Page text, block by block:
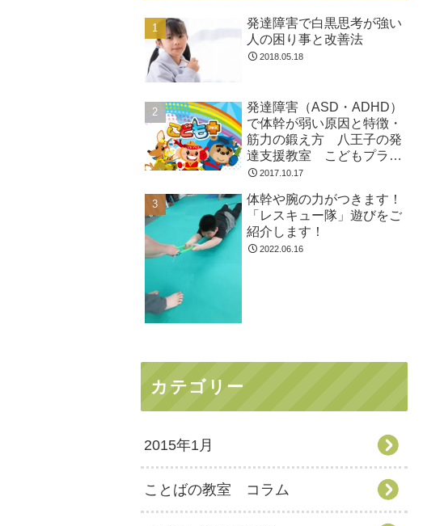
発達障害で白黒思考が強い
人の困り事と改善法
2018.05.18
発達障害（ASD・ADHD）
で体幹が弱い原因と特徴・
筋力の鍛え方 八王子の発
達支援教室 こどもプラス
の放課後等デイサービス
2017.10.17
体幹や腕の力がつきます！
「レスキュー隊」遊びをご
紹介します！
2022.06.16
カテゴリー
2015年1月
ことばの教室 コラム